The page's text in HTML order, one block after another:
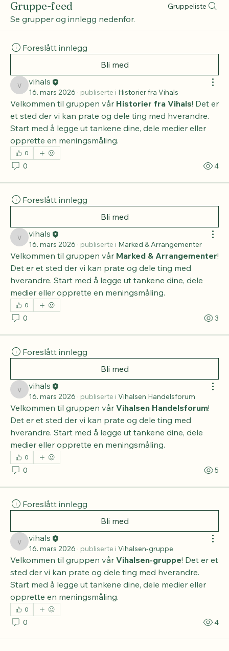
Gruppe-feed
Se grupper og innlegg nedenfor.
Foreslått innlegg
Bli med
vihals16. mars 2026 ·publiserte i Historier fra Vihals
Velkommen til gruppen vår Historier fra Vihals! Det er
et sted der vi kan prate og dele ting med hverandre.
Start med å legge ut tankene dine, dele medier eller
opprette en meningsmåling.
0
Foreslått innlegg
Bli med
vihals16. mars 2026 publiserte iMarked & Arrangementer
Velkommen til gruppen vår Marked & Arrangementer
Det er et sted der vi kan prate og dele ting med
hverandre. Start med å legge ut tankene dine, dele
medier eller opprette en meningsmåling.
0
Foreslått innlegg
Bli med
vihals16. mars 2026 publiserte iVihalsen Handelsforum
Velkommen til gruppen vår Vihalsen Handelsforum
Det er et sted der vi kan prate og dele ting med
hverandre. Start med å legge ut tankene dine, dele
medier eller opprette en meningsmåling.
0
Foreslått innlegg
Bli med
vihals16. mars 2026 ·publiserte iVihalsen-gruppe
Velkommen til gruppen vår Vihalsen-gruppe! Det er et
sted der vi kan prate og dele ting med hverandre.
Start med å legge ut tankene dine, dele medier eller
opprette en meningsmåling.
0